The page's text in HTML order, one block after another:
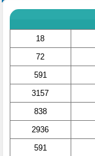
18
72
591
3157
838
2936
591